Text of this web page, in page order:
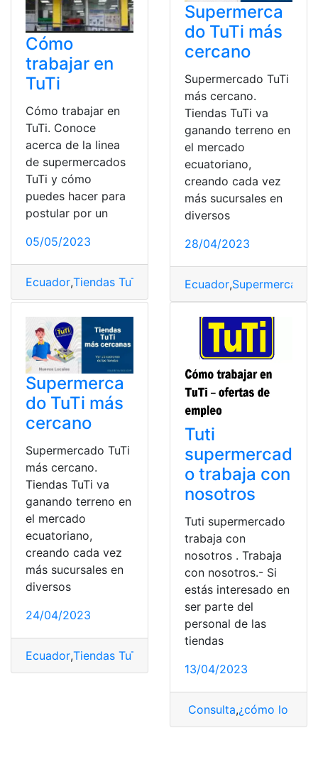
Cómo
trabajar en
TuTi
Cómo trabajar en
TuTi. Conoce
acerca de la linea
de supermercados
TuTi y cómo
puedes hacer para
postular por un
05/05/2023
Ecuador,Tiendas TuTi
Supermerca
do TuTi más
cercano
Supermercado TuTi
más cercano.
Tiendas TuTi va
ganando terreno en
el mercado
ecuatoriano,
creando cada vez
más sucursales en
diversos
28/04/2023
Ecuador,Supermercado
Supermerca
do TuTi más
cercano
Supermercado TuTi
más cercano.
Tiendas TuTi va
ganando terreno en
el mercado
ecuatoriano,
creando cada vez
más sucursales en
diversos
24/04/2023
Ecuador,Tiendas TuTi
Tuti
supermercad
o trabaja con
nosotros
Tuti supermercado
trabaja con
nosotros . Trabaja
con nosotros.- Si
estás interesado en
ser parte del
personal de las
tiendas
13/04/2023
Consulta,¿cómo lo